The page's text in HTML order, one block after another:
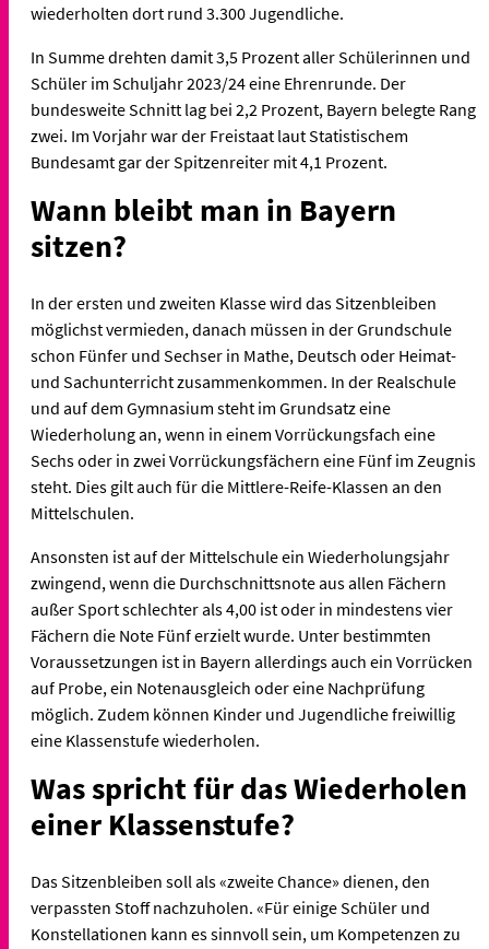
wiederholten dort rund 3.300 Jugendliche.
In Summe drehten damit 3,5 Prozent aller Schülerinnen und
Schüler im Schuljahr 2023/24 eine Ehrenrunde. Der
bundesweite Schnitt lag bei 2,2 Prozent, Bayern belegte Rang
zwei. Im Vorjahr war der Freistaat laut Statistischem
Bundesamt gar der Spitzenreiter mit 4,1 Prozent.
Wann bleibt man in Bayern
sitzen?
In der ersten und zweiten Klasse wird das Sitzenbleiben
möglichst vermieden, danach müssen in der Grundschule
schon Fünfer und Sechser in Mathe, Deutsch oder Heimat-
und Sachunterricht zusammenkommen. In der Realschule
und auf dem Gymnasium steht im Grundsatz eine
Wiederholung an, wenn in einem Vorrückungsfach eine
Sechs oder in zwei Vorrückungsfächern eine Fünf im Zeugnis
steht. Dies gilt auch für die Mittlere-Reife-Klassen an den
Mittelschulen.
Ansonsten ist auf der Mittelschule ein Wiederholungsjahr
zwingend, wenn die Durchschnittsnote aus allen Fächern
außer Sport schlechter als 4,00 ist oder in mindestens vier
Fächern die Note Fünf erzielt wurde. Unter bestimmten
Voraussetzungen ist in Bayern allerdings auch ein Vorrücken
auf Probe, ein Notenausgleich oder eine Nachprüfung
möglich. Zudem können Kinder und Jugendliche freiwillig
eine Klassenstufe wiederholen.
Was spricht für das Wiederholen
einer Klassenstufe?
Das Sitzenbleiben soll als «zweite Chance» dienen, den
verpassten Stoff nachzuholen. «Für einige Schüler und
Konstellationen kann es sinnvoll sein, um Kompetenzen zu